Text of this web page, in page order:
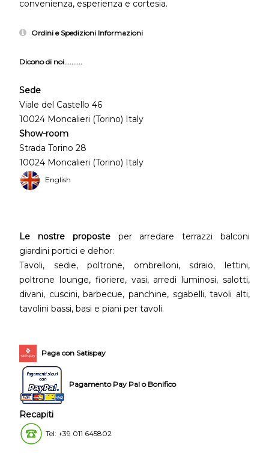
convenienza, esperienza e cortesia.
Ordini e Spedizioni Informazioni
Dicono di noi..........
Sede
Viale del Castello 46
10024 Moncalieri (Torino) Italy
Show-room
Strada Torino 28
10024 Moncalieri (Torino) Italy
English
Le nostre proposteper arredare terrazzi balconi
giardini portici e dehor:
Tavoli, sedie, poltrone, ombrelloni, sdraio, lettini,
poltrone lounge, fioriere, vasi, arredi luminosi, salotti,
divani, cuscini, barbecue, panchine, sgabelli, tavoli alti,
tavolini bassi, basi e piani per tavoli.
Paga con Satispay
Pagamento Pay Pal o Bonifico
Recapiti
Tel: +39 011 645802